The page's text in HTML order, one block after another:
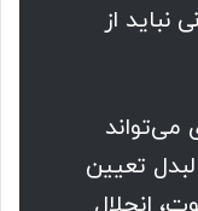
از
تعیین